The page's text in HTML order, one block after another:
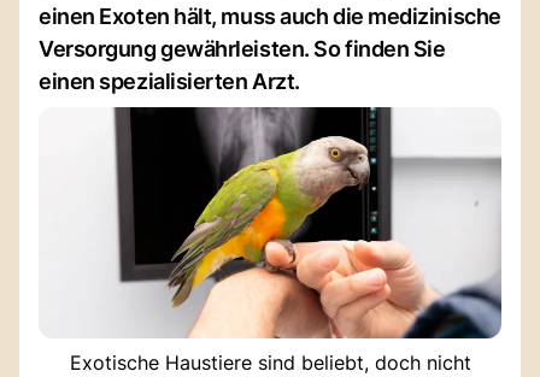
einen Exoten hält, muss auch die medizinische
Versorgung gewährleisten. So finden Sie
einen spezialisierten Arzt.
Exotische Haustiere sind beliebt, doch nicht